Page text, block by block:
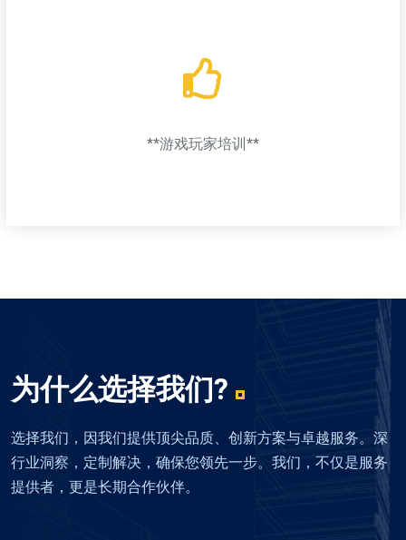
电子竞技赛事组织
组织和承办各类电子竞技比赛，提供赛事运营和直播支持；
**游戏玩家培训**
提供不同级别的游戏技巧培训课程，帮助玩家提高游戏水平，参
与竞技赛事等。
为什么选择我们?
选择我们，因我们提供顶尖品质、创新方案与卓越服务。深
行业洞察，定制解决，确保您领先一步。我们，不仅是服务
提供者，更是长期合作伙伴。